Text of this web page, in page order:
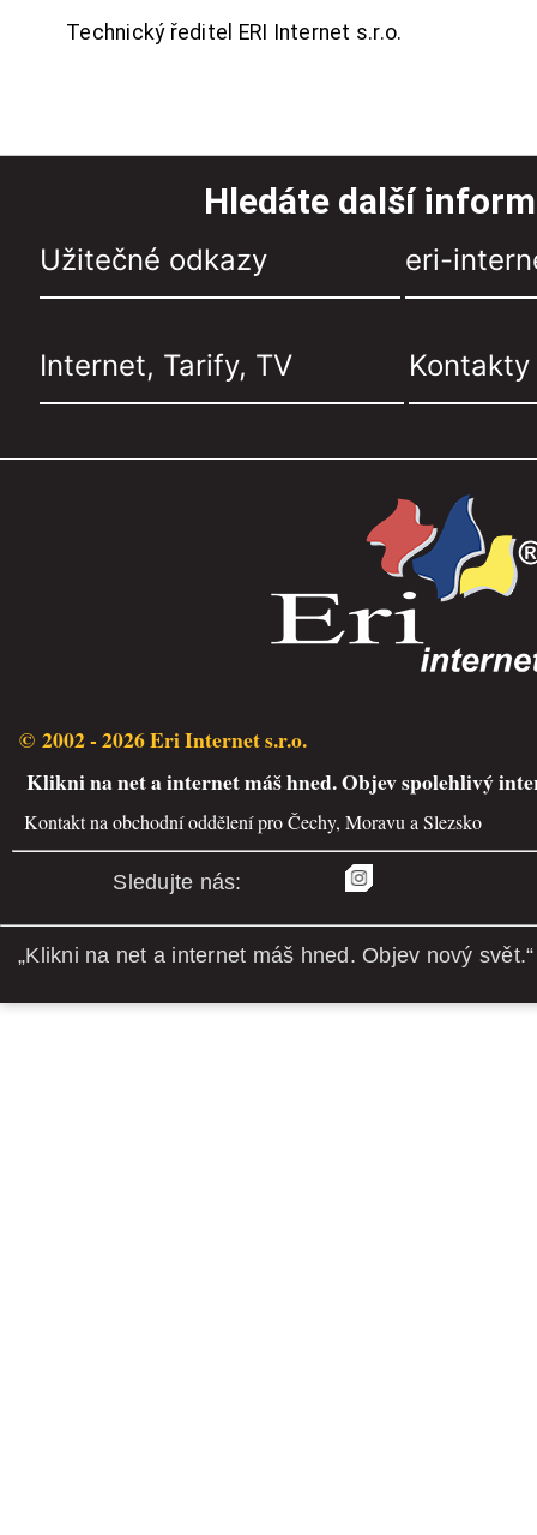
Technický ředitel ERI Internet s.r.o.
Hledáte další
Užitečné odkazy eri-
Internet, Tarify, TV Kontakty
© 2002 - 2026 Eri Internet s.r.o.
Klikni na net a internet máš hned. Objev spolehlivý
Kontakt na obchodní oddělení pro Čechy, Moravu a Slezsko
Sledujte nás:
„Klikni na net a internet máš hned. Objev nový svět.“